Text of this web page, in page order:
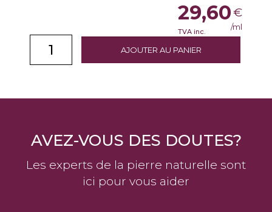
AJOUTER AU PANIER
29,60€
TVA inc. /ml
AVEZ-VOUS DES DOUTES?
Les experts de la pierre naturelle sont
ici pour vous aider